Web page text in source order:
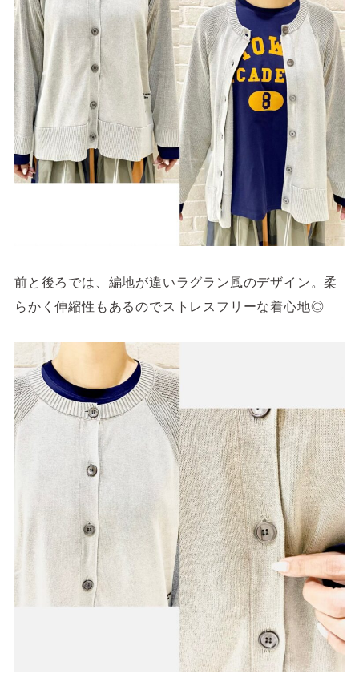
前と後ろでは、編地が違いラグラン風のデザイン。柔
らかく伸縮性もあるのでストレスフリーな着心地◎